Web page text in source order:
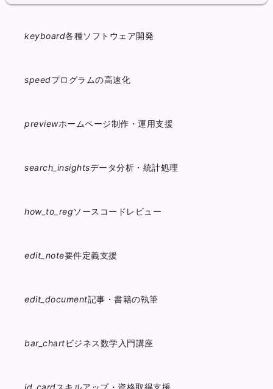
keyboard各種ソフトウェア開発
speedプログラムの高速化
previewホームページ制作・運用支援
search_insightsデータ分析・統計処理
how_to_regソースコードレビュー
edit_note要件定義支援
edit_document記事・書籍の執筆
bar_chartビジネス数学入門講座
id_cardスキルアップ・資格取得支援